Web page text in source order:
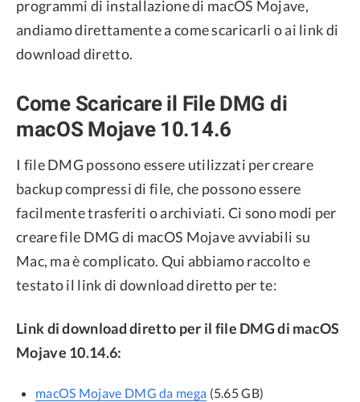
programmi di installazione di macOS Mojave,
andiamo direttamente a come scaricarli o ai link di
download diretto.
Come Scaricare il File DMG di
macOS Mojave 10.14.6
I file DMG possono essere utilizzati per creare
backup compressi di file, che possono essere
facilmente trasferiti o archiviati. Ci sono modi per
creare file DMG di macOS Mojave avviabili su
Mac, ma è complicato. Qui abbiamo raccolto e
testato il link di download diretto per te:
Link di download diretto per il file DMG di macOS
Mojave 10.14.6:
macOS Mojave DMG da mega (5.65 GB)